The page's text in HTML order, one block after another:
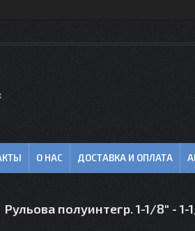
О НАС ДОСТАВКА И ОПЛАТА
Рульова полуинтегр. 1-1/8" -